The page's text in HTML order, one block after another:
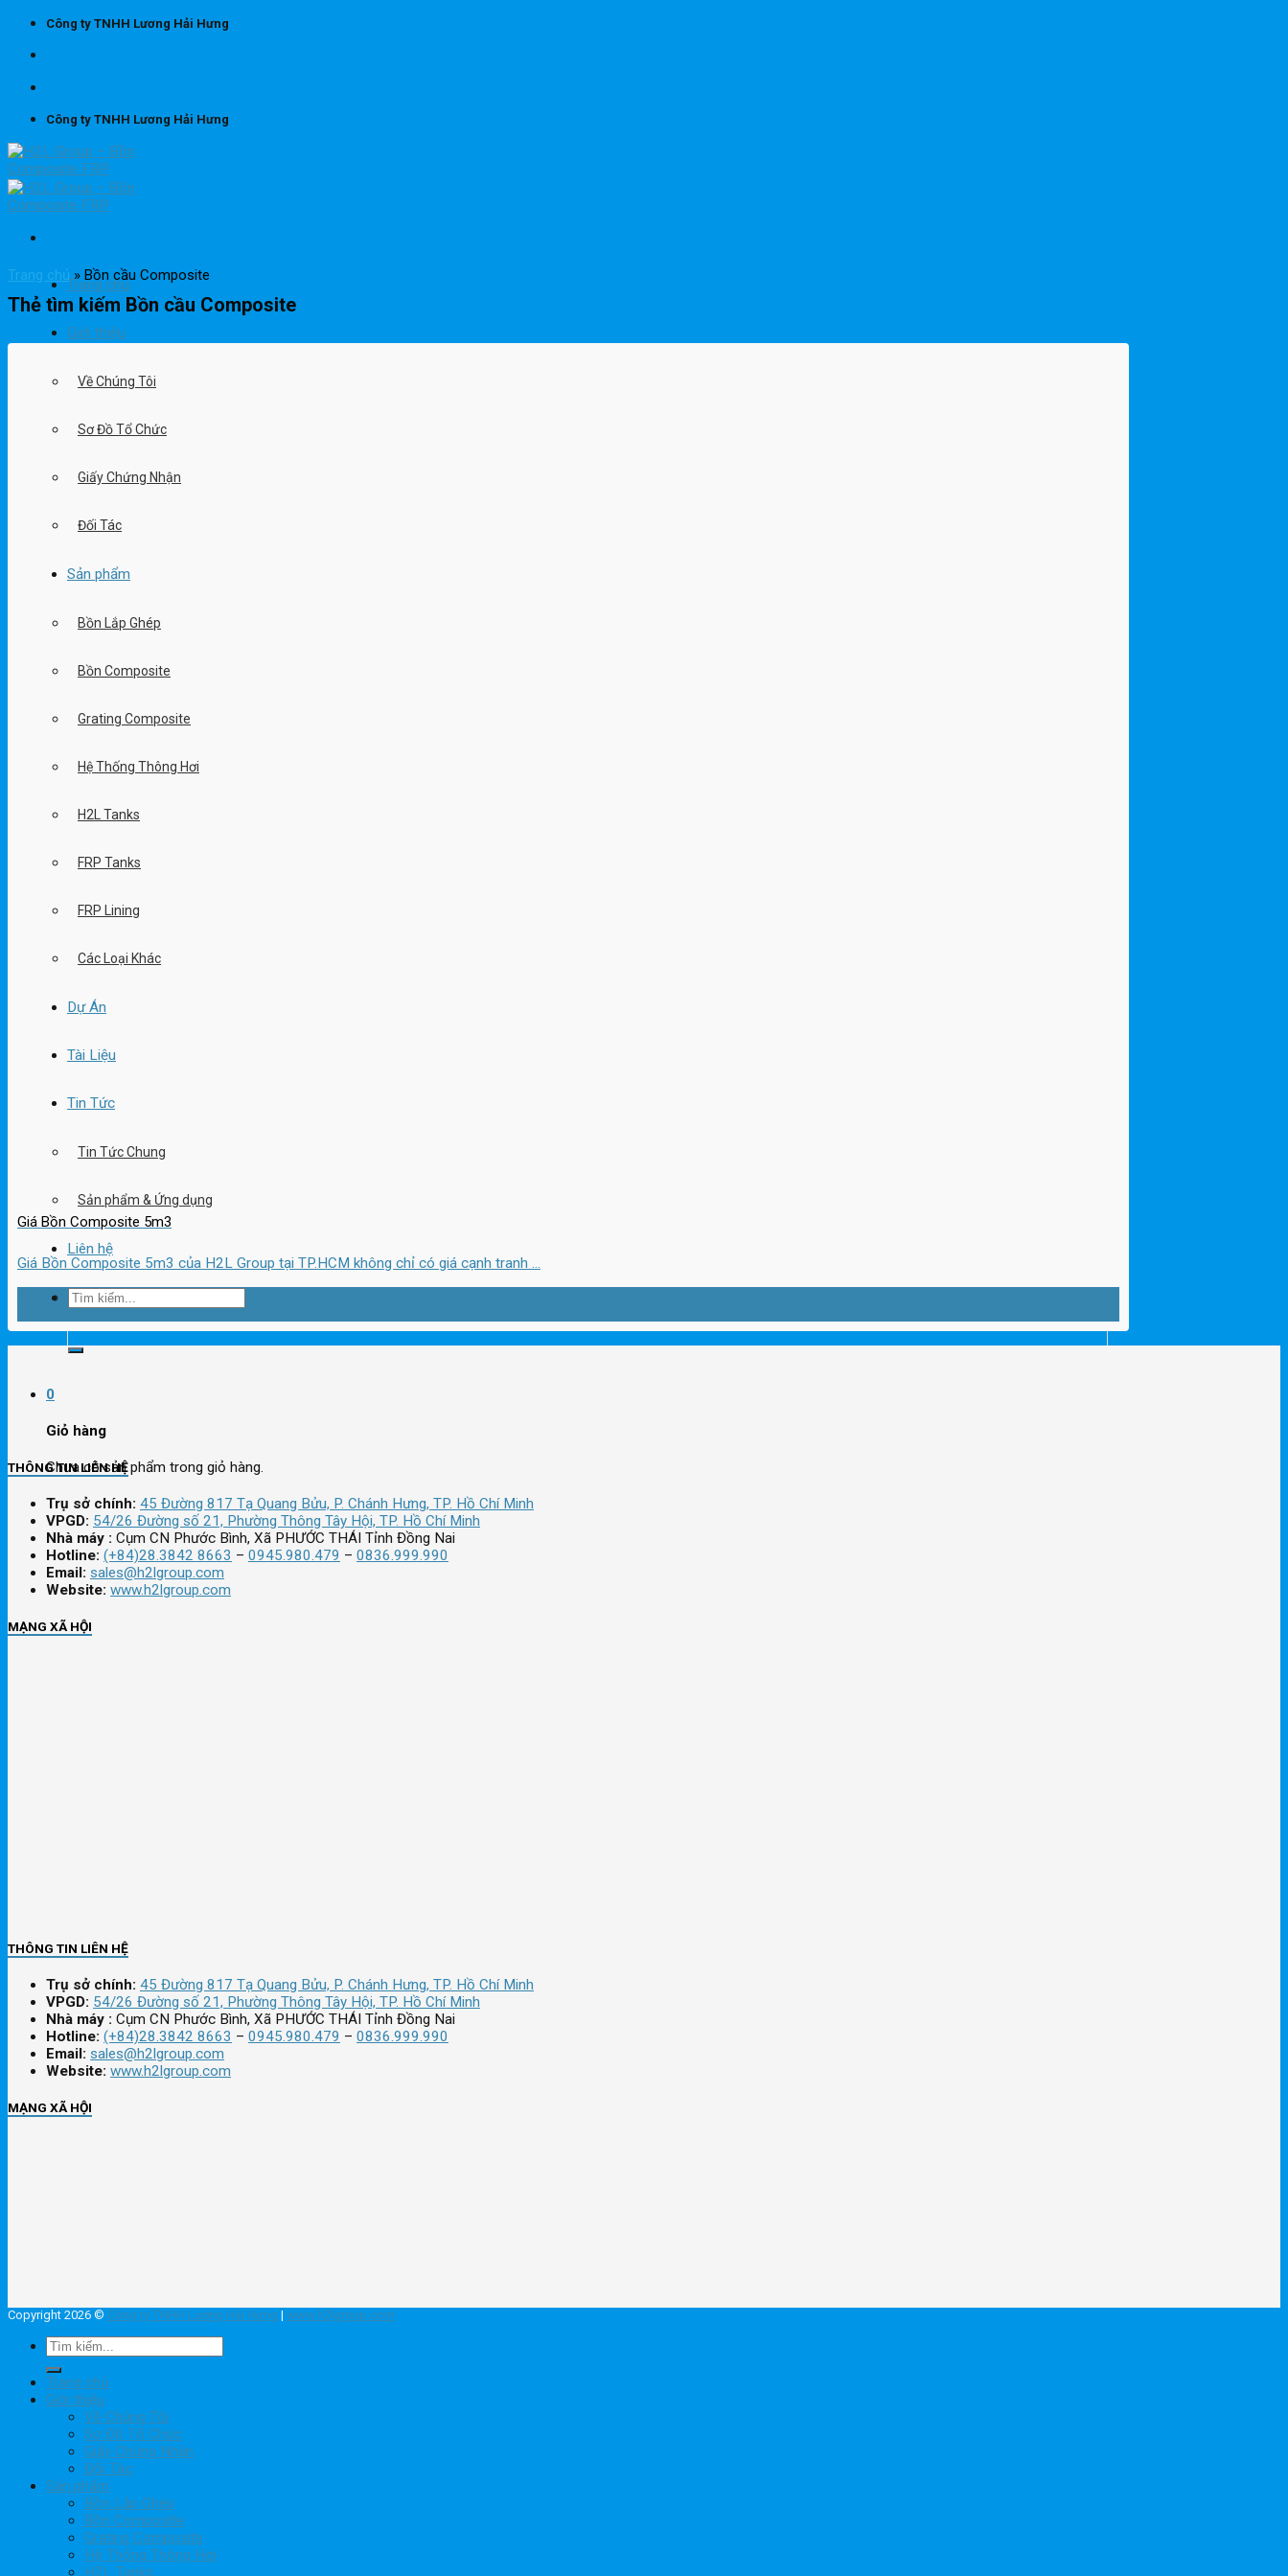
Skip
content
Công ty TNHH Lương Hải Hưng
Công ty TNHH Lương Hải Hưng
Trang chủ
Giới thiệu
Về Chúng Tôi
Sơ Đồ Tổ Chức
Giấy Chứng Nhận
Đối Tác
Sản phẩm
Bồn Lắp Ghép
Bồn Composite
Grating Composite
Hệ Thống Thông Hơi
H2L Tanks
FRP Tanks
FRP Lining
Các Loại Khác
Dự Án
Tài Liệu
Tin Tức
Tin Tức Chung
Sản phẩm & Ứng dụng
Liên hệ
Tìm
kiếm:
0
Giỏ hàng
Chưa có sản phẩm trong giỏ hàng.
Trang chủ» Bồn cầu Composite
Thẻ tìm kiếm Bồn cầu Composite
Giá Bồn Composite 5m3
Giá Bồn Composite 5m3 của H2L Group tại TP.HCM không chỉ có giá cạnh tranh ...
THÔNG TIN LIÊN HỆ
Trụ sở chính: 45 Đường 817 Tạ Quang Bửu, P. Chánh Hưng, TP. Hồ Chí Minh
VPGD: 54/26 Đường số 21, Phường Thông Tây Hội, TP. Hồ Chí Minh
Nhà máy : Cụm CN Phước Bình, Xã PHƯỚC THÁI Tỉnh Đồng Nai
Hotline: (+84)28.3842 8663 – 0945.980.479 – 0836.999.990
Email: sales@h2lgroup.com
Website: www.h2lgroup.com
MẠNG XÃ HỘI
THÔNG TIN LIÊN HỆ
Trụ sở chính: 45 Đường 817 Tạ Quang Bửu, P. Chánh Hưng, TP. Hồ Chí Minh
VPGD: 54/26 Đường số 21, Phường Thông Tây Hội, TP. Hồ Chí Minh
Nhà máy : Cụm CN Phước Bình, Xã PHƯỚC THÁI Tỉnh Đồng Nai
Hotline: (+84)28.3842 8663 – 0945.980.479 – 0836.999.990
Email: sales@h2lgroup.com
Website: www.h2lgroup.com
MẠNG XÃ HỘI
Copyright 2026 © Công ty TNHH Lương Hải Hưng | www.h2lgroup.com
Tìm
kiếm:
Trang chủ
Giới thiệu
Về Chúng Tôi
Sơ Đồ Tổ Chức
Giấy Chứng Nhận
Đối Tác
Sản phẩm
Bồn Lắp Ghép
Bồn Composite
Grating Composite
Hệ Thống Thông Hơi
H2L Tanks